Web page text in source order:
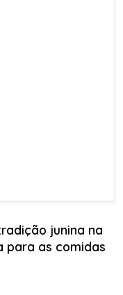
junina na
para as comidas